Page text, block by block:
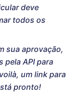
deve
todos os
sua aprovação,
pela API para
um link para
pronto!